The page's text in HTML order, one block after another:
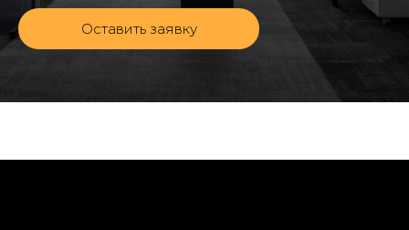
Оставить заявку